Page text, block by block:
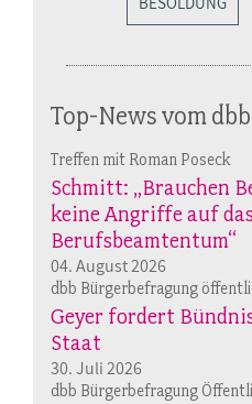
Top-News vom dbb
Treffen mit Roman Poseck
Schmitt: „Brauchen
keine Angriffe auf das
Berufsbeamtentum“
04. August 2026
dbb Bürgerbefragung
Geyer fordert
Staat
30. Juli 2026
dbb Bürgerbefragung